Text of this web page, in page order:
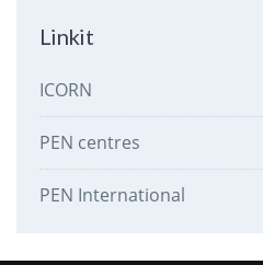
Linkit
ICORN
PEN centres
PEN International